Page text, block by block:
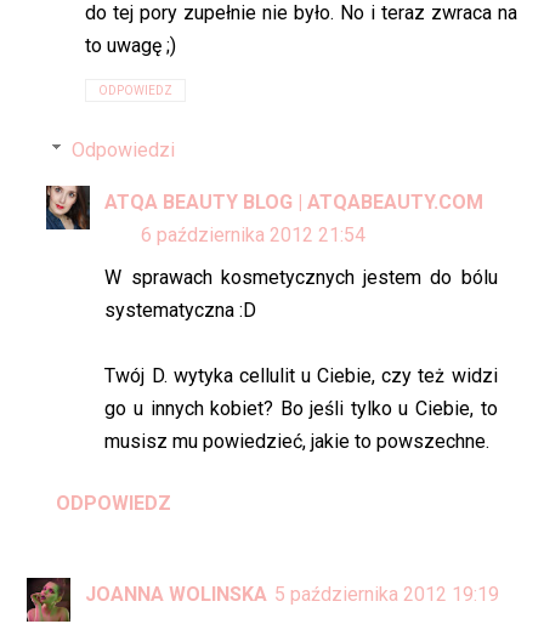
do tej pory zupełnie nie było. No i teraz zwraca na
to uwagę ;)
ODPOWIEDZ
Odpowiedzi
ATQA BEAUTY BLOG | ATQABEAUTY.COM
6 października 2012 21:54
W sprawach kosmetycznych jestem do bólu
systematyczna :D
Twój D. wytyka cellulit u Ciebie, czy też widzi
go u innych kobiet? Bo jeśli tylko u Ciebie, to
musisz mu powiedzieć, jakie to powszechne.
ODPOWIEDZ
JOANNA WOLINSKA 5 października 2012 19:19